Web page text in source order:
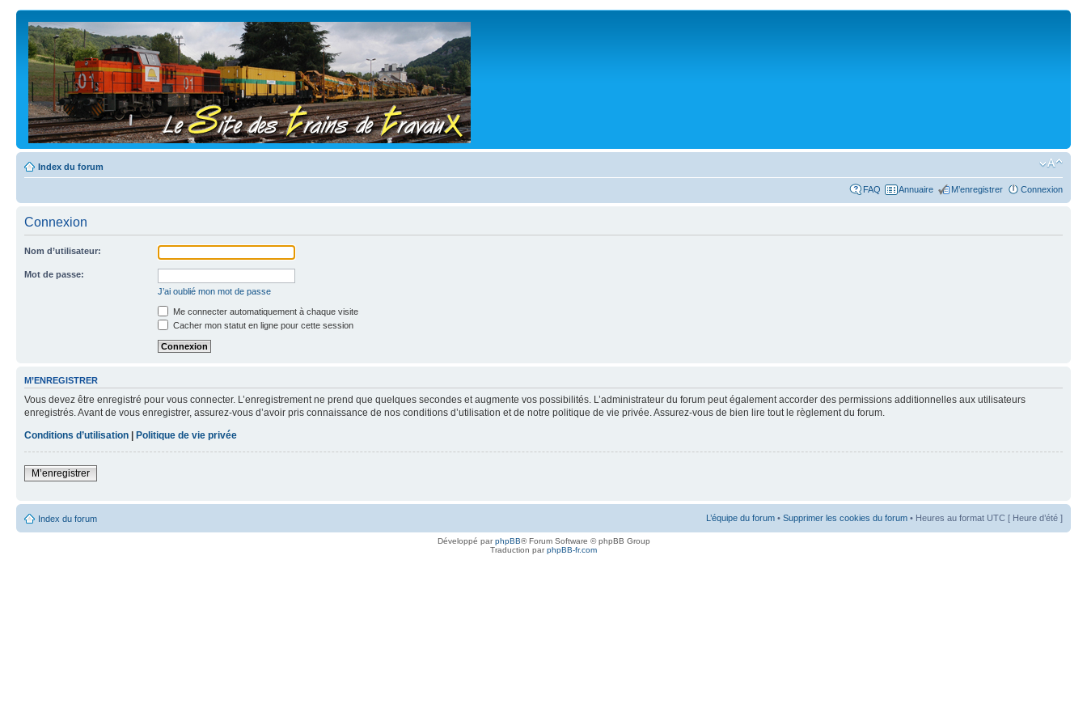
Index du forum
FAQ Annuaire M’enregistrer Connexion
Connexion
Nom d’utilisateur:
Mot de passe:
J’ai oublié mon mot de passe
Me connecter automatiquement à chaque visite
Cacher mon statut en ligne pour cette session
M’ENREGISTRER
Vous devez être enregistré pour vous connecter. L’enregistrement ne prend que quelques secondes et augmente vos possibilités. L’administrateur du forum peut également accorder des permissions additionnelles aux utilisateurs
enregistrés. Avant de vous enregistrer, assurez-vous d’avoir pris connaissance de nos conditions d’utilisation et de notre politique de vie privée. Assurez-vous de bien lire tout le règlement du forum.
Conditions d’utilisation | Politique de vie privée
M’enregistrer
Index du forum L’équipe du forum • Supprimer les cookies du forum • Heures au format UTC [ Heure d’été ]
Développé parphpBB® Forum Software © phpBB Group
Traduction parphpBB-fr.com